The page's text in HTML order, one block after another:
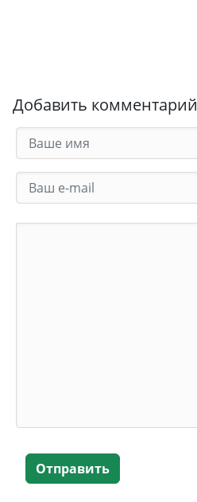
Добавить комментарий
Отправить